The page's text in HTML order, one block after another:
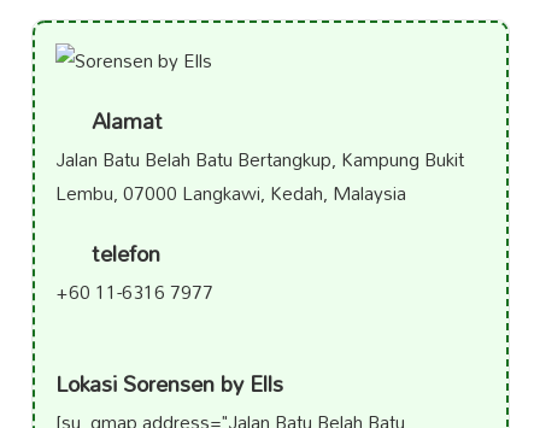
Alamat
Jalan Batu Belah Batu Bertangkup, Kampung Bukit
Lembu, 07000 Langkawi, Kedah, Malaysia
telefon
+60 11-6316 7977
Lokasi Sorensen by Ells